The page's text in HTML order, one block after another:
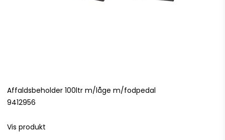
Affaldsbeholder 100ltr m/låge m/fodpedal
9412956
Vis produkt